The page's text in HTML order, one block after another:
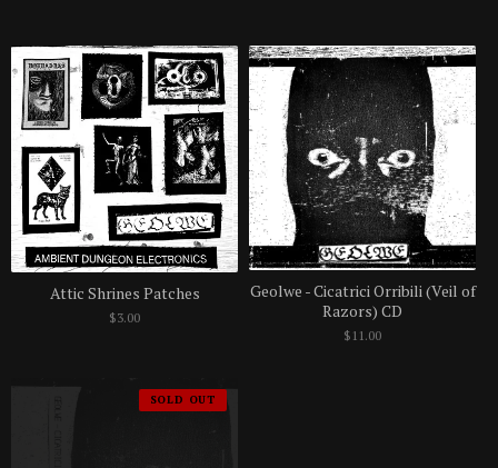
Attic Shrines Patches
$3.00
Geolwe - Cicatrici Orribili (Veil of
Razors) CD
$ 11.00
SOLD OUT